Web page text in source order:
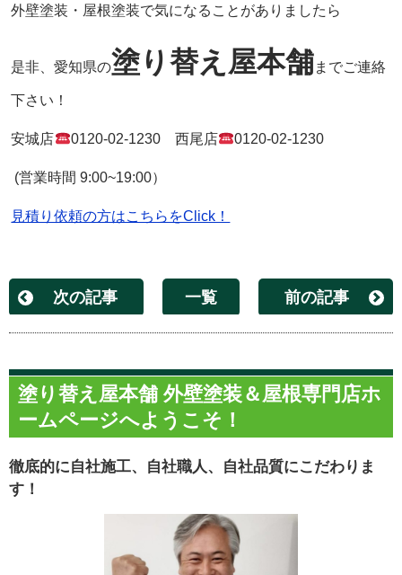
外壁塗装・屋根塗装で気になることがありましたら
是非、愛知県の塗り替え屋本舗までご連絡
下さい！
安城店 0120-02-1230西尾店 0120-02-1230
(営業時間 9:00~19:00）
見積り依頼の方はこちらをClick！
次の記事 一覧 前の記事
塗り替え屋本舗 外壁塗装＆屋根専門店ホ
ームページへようこそ！
徹底的に自社施工、自社職人、自社品質にこだわりま
す！